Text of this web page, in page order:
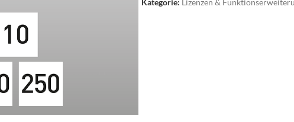
Abverkauf
Büromöbel
Bürodrehsessel
Besuchersessel
Kategorie: Lizenzen &